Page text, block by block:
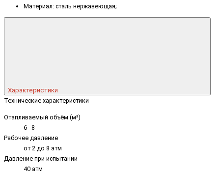
Материал: сталь нержавеющая;
Характеристики
Технические характеристики
Отапливаемый объём (м³)
6 - 8
Рабочее давление
от 2 до 8 атм
Давление при испытании
40 атм